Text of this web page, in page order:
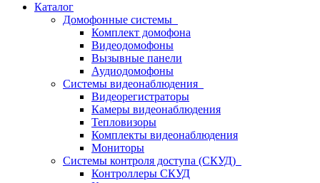
Каталог
Домофонные системы
Комплект домофона
Видеодомофоны
Вызывные панели
Аудиодомофоны
Системы видеонаблюдения
Видеорегистраторы
Камеры видеонаблюдения
Тепловизоры
Комплекты видеонаблюдения
Мониторы
Системы контроля доступа (СКУД)
Контроллеры СКУД